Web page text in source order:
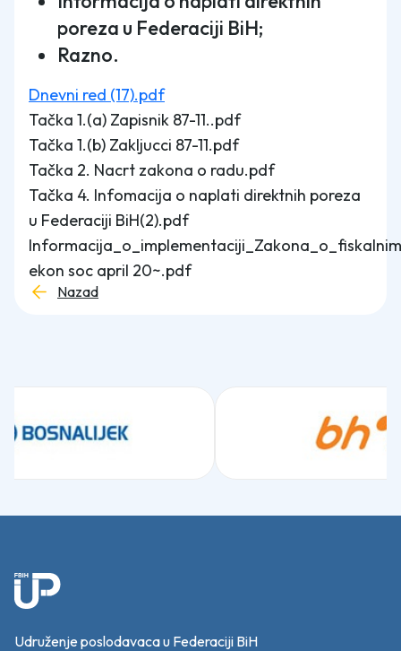
poreza u Federaciji BiH;
Razno.
Dnevni red (17).pdf
Tačka 1.(a) Zapisnik 87-11..pdf
Tačka 1.(b) Zakljucci 87-11.pdf
Tačka 2. Nacrt zakona o radu.pdf
Tačka 4. Infomacija o naplati direktnih poreza
u Federaciji BiH(2).pdf
ekon soc april 20~.pdf
Nazad
Udruženje poslodavaca u Federaciji BiH